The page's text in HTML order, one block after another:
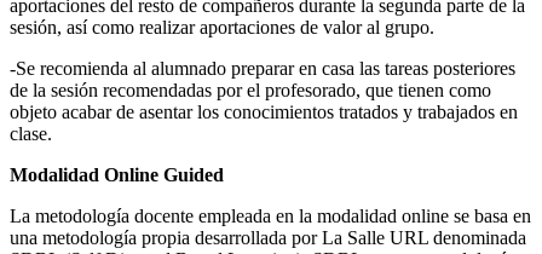
aportaciones del resto de compañeros durante la segunda parte de la
sesión, así como realizar aportaciones de valor al grupo.
-Se recomienda al alumnado preparar en casa las tareas posteriores
de la sesión recomendadas por el profesorado, que tienen como
objeto acabar de asentar los conocimientos tratados y trabajados en
clase.
Modalidad Online Guided
La metodología docente empleada en la modalidad online se basa en
una metodología propia desarrollada por La Salle URL denominada